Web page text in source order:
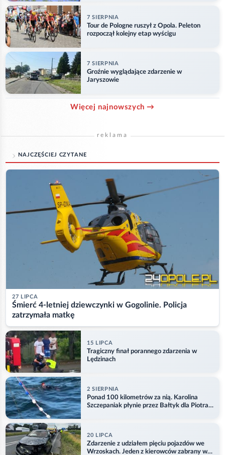
7 SIERPNIA
Tour de Pologne ruszył z Opola. Peleton
rozpoczął kolejny etap wyścigu
7 SIERPNIA
Groźnie wyglądające zdarzenie w
Jaryszowie
Więcej najnowszych →
reklama
NAJCZĘŚCIEJ CZYTANE
27 LIPCA
Śmierć 4-letniej dziewczynki w Gogolinie. Policja
zatrzymała matkę
15 LIPCA
Tragiczny finał porannego zdarzenia w
Lędzinach
2 SIERPNIA
Ponad 100 kilometrów za nią. Karolina
Szczepaniak płynie przez Bałtyk dla Piotra.
20 LIPCA
Zdarzenie z udziałem pięciu pojazdów we
Wrzoskach. Jeden z kierowców zabrany w